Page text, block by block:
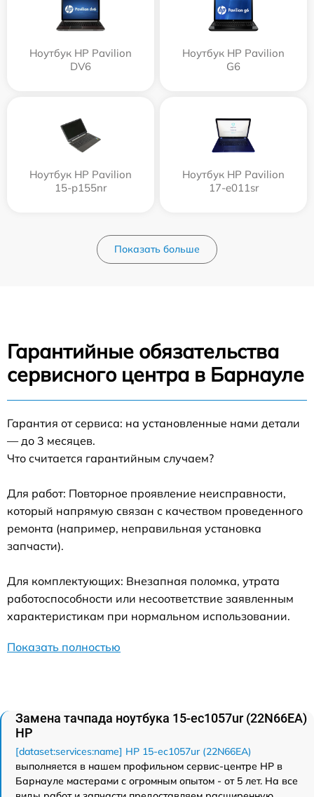
Ноутбук HP Pavilion
DV6
Ноутбук HP Pavilion
G6
Ноутбук HP Pavilion
15-p155nr
Ноутбук HP Pavilion
17-e011sr
Показать больше
Гарантийные обязательства
сервисного центра в Барнауле
Гарантия от сервиса: на установленные нами детали
— до 3 месяцев.
Что считается гарантийным случаем?
Для работ: Повторное проявление неисправности,
который напрямую связан с качеством проведенного
ремонта (например, неправильная установка
запчасти).
Для комплектующих: Внезапная поломка, утрата
работоспособности или несоответствие заявленным
характеристикам при нормальном использовании.
Показать полностью
Замена тачпада ноутбука 15-ec1057ur (22N66EA)
HP
[dataset:services:name] HP 15-ec1057ur (22N66EA)
выполняется в нашем профильном сервис-центре HP в
Барнауле мастерами с огромным опытом - от 5 лет. На все